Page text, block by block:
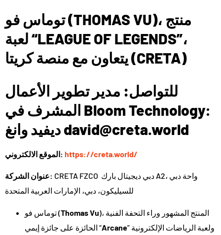
توماس فو (THOMAS VU)، منتج
لعبة “LEAGUE OF LEGENDS”،
يتعاون مع منصة كريتا (CRETA)
للتواصل: مدير تطوير الأعمال
المشرف في Bloom Technology:
ديفيد وانغ david@creta.world
الموقع الالكتروني: https://creta.world/
عنوان الشركة: CRETA FZCO دبي ديجيتال بارك A2، واحة دبي
للسيليكون، دبي، الإمارات العربية المتحدة
توماس فو (Thomas Vu)، المنتج المشهور وراء التحفة الفنية
الحائزة على جائزة إيمي “Arcane” ولعبة الرياضات الإلكترونية